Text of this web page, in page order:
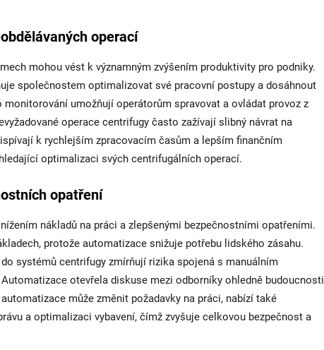
operací
mohou vést k významným zvýšením produktivity pro podniky.
společnostem optimalizovat své pracovní postupy a dosáhnout
umožňují operátorům spravovat a ovládat provoz z
operace centrifugy často zažívají slibný návrat na
k rychlejším zpracovacím časům a lepším finančním
optimalizaci svých centrifugálních operací.
opatření
nákladů na práci a zlepšenými bezpečnostními opatřeními.
protože automatizace snižuje potřebu lidského zásahu.
systémů centrifugy zmírňují rizika spojená s manuálním
otevřela diskuse mezi odborníky ohledně budoucnosti
může změnit požadavky na práci, nabízí také
a optimalizaci vybavení, čímž zvyšuje celkovou bezpečnost a